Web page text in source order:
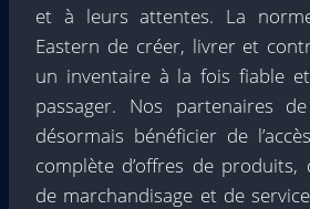
et à leurs attentes. La
Eastern de créer, livrer et
un inventaire à la fois fiable
passager. Nos partenaires
désormais bénéficier de
complète d’offres de produits,
de marchandisage et de